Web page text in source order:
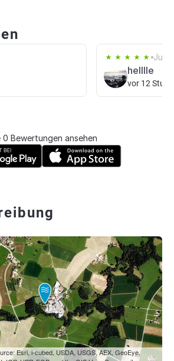
Jul
helllle
vor 12
0 Bewertungen ansehen
Esri, i-cubed, USDA, USGS, AEX, GeoEye,